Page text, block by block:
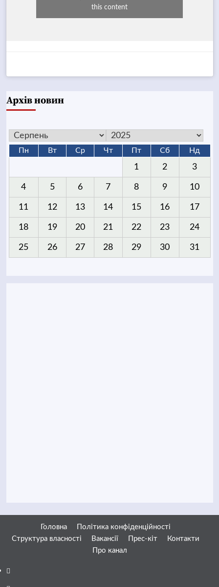
this content
Архів новин
Пн Вт Ср Чт Пт Сб Нд
1 2 3
4 5 6 7 8 9 10
11 12 13 14 15 16 17
18 19 20 21 22 23 24
25 26 27 28 29 30 31
Головна
Політика конфіденційності
Структура власності
Вакансії Прес-кіт
Контакти
Про канал
Facebook